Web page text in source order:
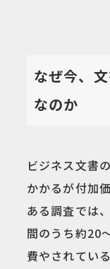
なぜ今、
なのか
ビジネス文書
かかるが付加
ある調査では
間のうち約20
費やされてい